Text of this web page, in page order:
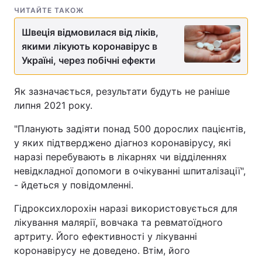
ЧИТАЙТЕ ТАКОЖ
Швеція відмовилася від ліків,
якими лікують коронавірус в
Україні, через побічні ефекти
Як зазначається, результати будуть не раніше
липня 2021 року.
"Планують задіяти понад 500 дорослих пацієнтів,
у яких підтверджено діагноз коронавірусу, які
наразі перебувають в лікарнях чи відділеннях
невідкладної допомоги в очікуванні шпиталізації",
- йдеться у повідомленні.
Гідроксихлорохін наразі використовується для
лікування малярії, вовчака та ревматоїдного
артриту. Його eфективності у лікуванні
коронавірусу не доведено. Втім, його